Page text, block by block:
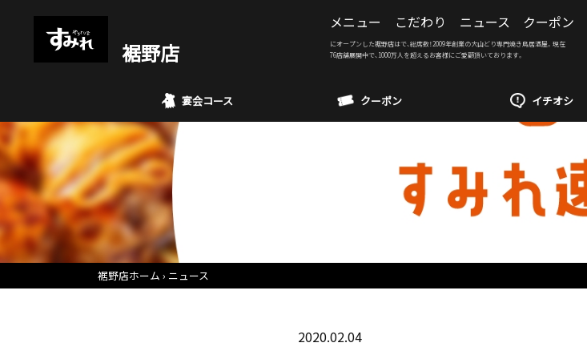
裾野店
メニュー こだわり ニュース クーポン
にオープンした裾野店はで、総席数！2009年創業の大山どり専門焼き鳥居酒屋。現在
76店舗展開中で、1000万人を超えるお客様にご愛顧頂いております。
宴会コース クーポン イチオシ
裾野店ホーム ニュース
2020.02.04